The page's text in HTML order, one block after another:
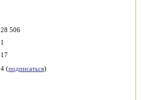
28 506
1
17
4 (подписаться)